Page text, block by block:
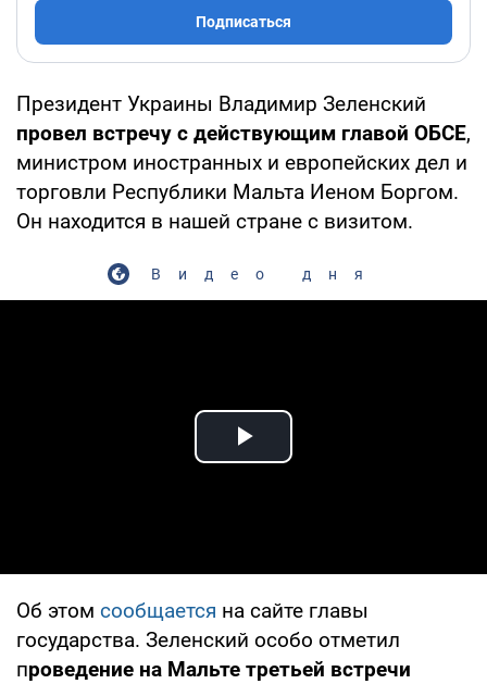
Подписаться
Президент Украины Владимир Зеленский
провел встречу с действующим главой ОБСЕ,
министром иностранных и европейских дел и
торговли Республики Мальта Иеном Боргом.
Он находится в нашей стране с визитом.
Видео дня
Play Video
Об этом сообщается на сайте главы
государства. Зеленский особо отметил
проведение на Мальте третьей встречи